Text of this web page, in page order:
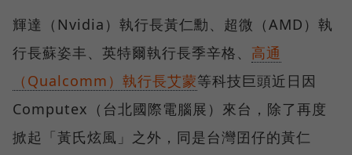
輝達（Nvidia）執行長黃仁勳、超微（AMD）執
行長蘇姿丰、英特爾執行長季辛格、 高通
（Qualcomm）執行長艾蒙等科技巨頭近日因
Computex（台北國際電腦展）來台，除了再度
掀起「黃氏炫風」之外，同是台灣囝仔的黃仁